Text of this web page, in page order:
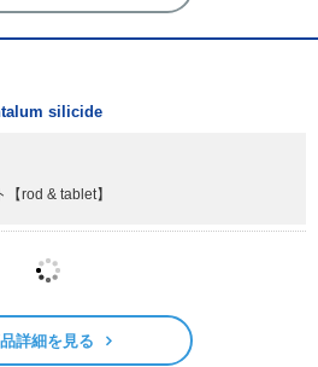
silicide
【rod & tablet】
詳細を見る